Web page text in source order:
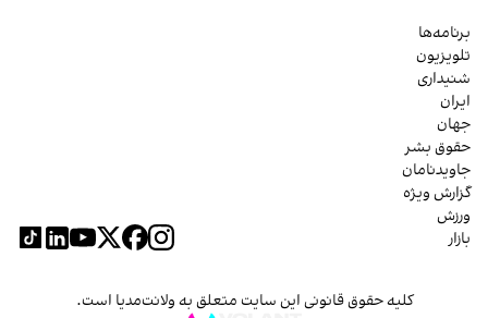
برنامه‌ها
تلویزیون
شنیداری
ایران
جهان
حقوق بشر
جاویدنامان
گزارش ویژه
ورزش
بازار
کلیه حقوق قانونی این سایت متعلق به ولانت‌مدیا است.